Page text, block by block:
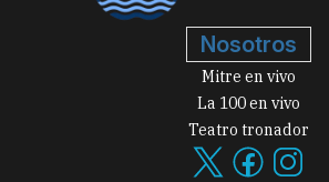
Nosotros
Mitre en vivo
La 100 en vivo
Teatro tronador